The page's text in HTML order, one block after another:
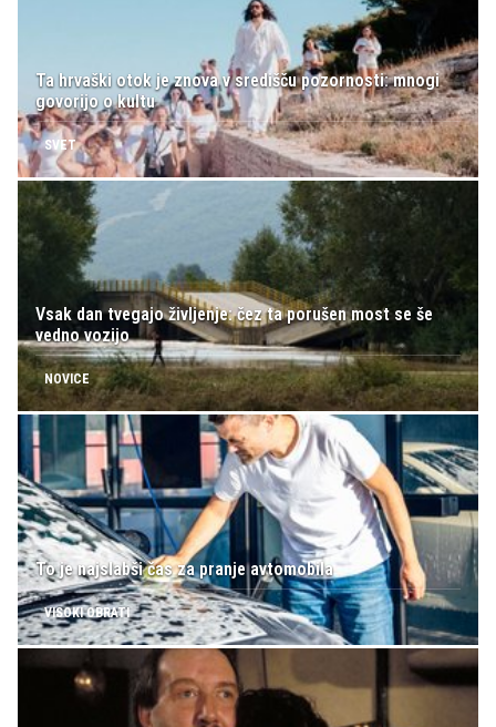
Ta hrvaški otok je znova v središču pozornosti: mnogi
govorijo o kultu
SVET
Vsak dan tvegajo življenje: čez ta porušen most se še
vedno vozijo
NOVICE
To je najslabši čas za pranje avtomobila
VISOKI OBRATI